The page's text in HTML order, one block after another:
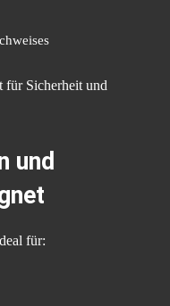
für Sicherheit und
und
für: